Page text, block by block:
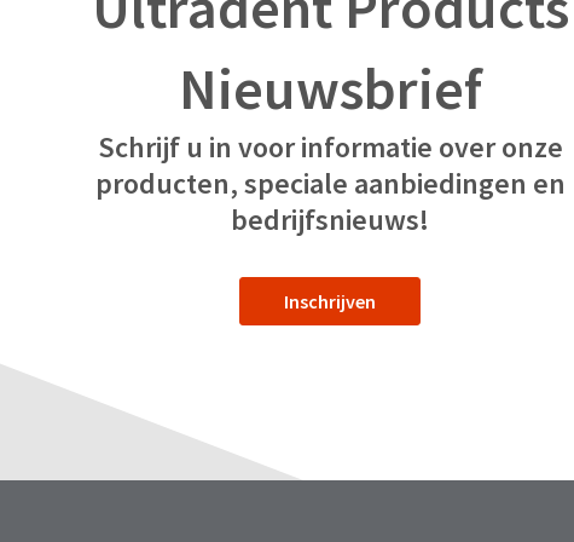
Nieuwsbrief
Schrijf u in voor informatie over onze
producten, speciale aanbiedingen en
bedrijfsnieuws!
Inschrijven